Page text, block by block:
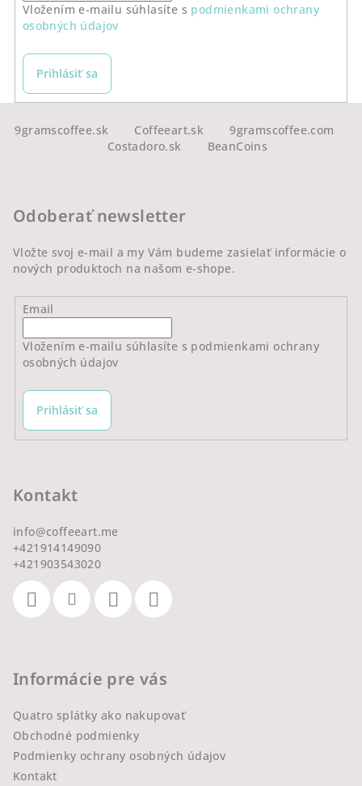
Vložením e-mailu súhlasíte s podmienkami ochrany
osobných údajov
Prihlásiť sa
9gramscoffee.sk Coffeeart.sk
9gramscoffee.com
Costadoro.sk
BeanCoins
Odoberať newsletter
Vložte svoj e-mail a my Vám budeme zasielať informácie o
nových produktoch na našom e-shope.
Email
Vložením e-mailu súhlasíte s podmienkami ochrany
osobných údajov
Prihlásiť sa
Kontakt
info@coffeeart.me
+421914149090
+421903543020
Informácie pre vás
Quatro splátky ako nakupovať
Obchodné podmienky
Podmienky ochrany osobných údajov
Kontakt